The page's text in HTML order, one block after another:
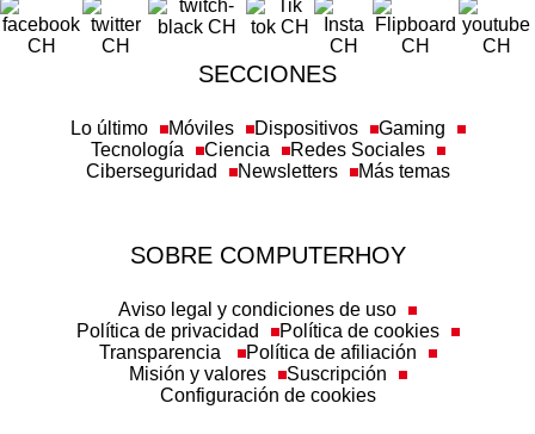
SECCIONES
Lo último Móviles Dispositivos
Gaming
Tecnología
Ciencia
Redes Sociales
Ciberseguridad
Newsletters Más temas
SOBRE COMPUTERHOY
Aviso legal y condiciones de uso
Política de privacidad
Política de cookies
Transparencia
Política de afiliación
Misión y valores
Suscripción
Configuración de cookies